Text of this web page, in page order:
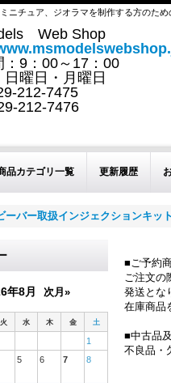
ニチュア、ジオラマを制作する方のた
Web Shop
：9：00～17：00
日曜日・月曜日
212-7475
212-7476
品カテゴリ一覧 更新履歴
ーバー取扱インジェクションキット
年8月 次月»
火 水 木 金 土
1
5 6 7 8
■ご予約
ご注文の
発送とな
在庫商品
■中古品
不良品・